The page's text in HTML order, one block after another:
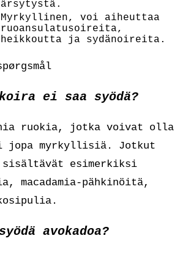
ärsytystä.
Myrkyllinen, voi aiheuttaa
ruoansulatusoireita,
heikkoutta ja sydänoireita.
ei saa syödä?
ruokia, jotka voivat olla
myrkyllisiä. Jotkut
esimerkiksi
macadamia-pähkinöitä,
avokadoa?